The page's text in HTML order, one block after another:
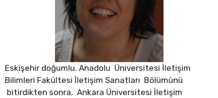
Eskişehir doğumlu. Anadolu Üniversitesi İletişim
Bilimleri Fakültesi İletişim Sanatları Bölümünü
bitirdikten sonra, Ankara Üniversitesi İletişim